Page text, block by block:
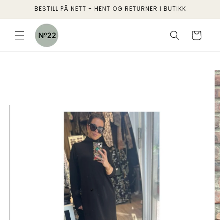
videre til
innholdet
BESTILL PÅ NETT - HENT OG RETURNER I BUTIKK
Handlekurv